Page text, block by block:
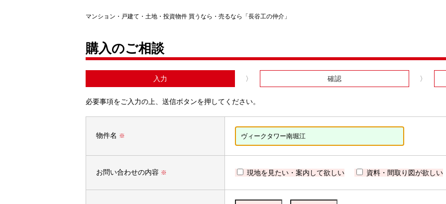
マンション・戸建て・土地・投資物件 買うなら・売るなら「長谷工の仲介」
購入のご相談
入力 確認
必要事項をご入力の上、送信ボタンを押してください。
物件名 ※
お問い合わせの内容 ※ 現地を見たい・案内して欲しい 資料・間取り図が欲しい